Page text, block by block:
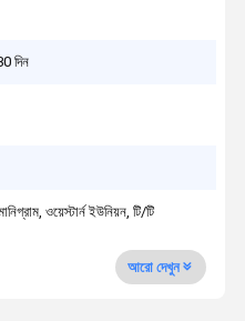
দিন
ওয়েস্টার্ন ইউনিয়ন, টি/টি
আরো দেখুন